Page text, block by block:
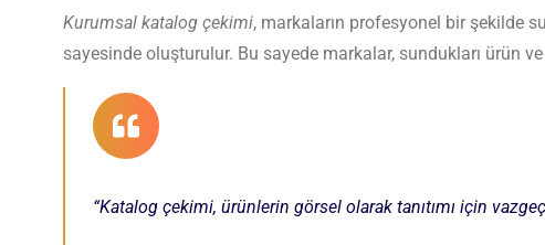
Kurumsal katalog çekimi, markaların profesyonel bir şekilde
sayesinde oluşturulur. Bu sayede markalar, sundukları ürün
“Katalog çekimi, ürünlerin görsel olarak tanıtımı için